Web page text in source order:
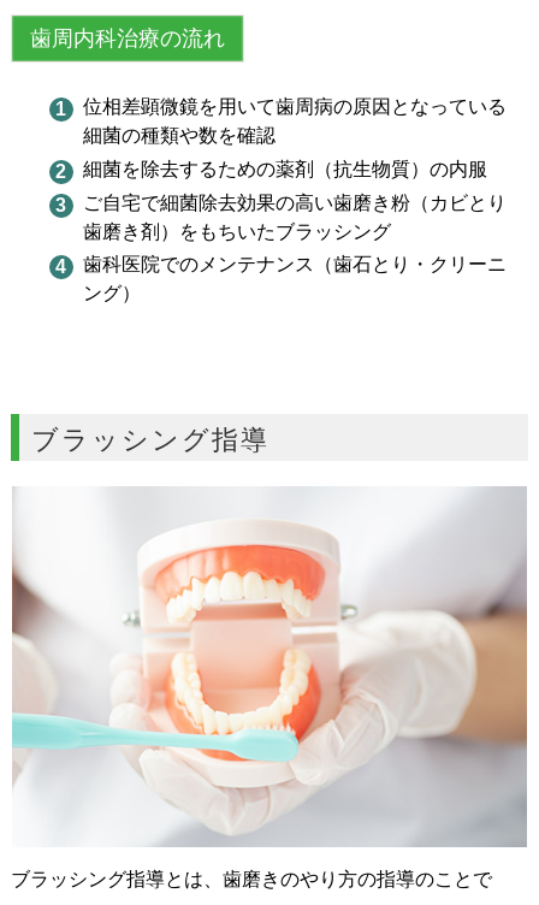
歯周内科治療の流れ
位相差顕微鏡を用いて歯周病の原因となっている
細菌の種類や数を確認
細菌を除去するための薬剤（抗生物質）の内服
ご自宅で細菌除去効果の高い歯磨き粉（カビとり
歯磨き剤）をもちいたブラッシング
歯科医院でのメンテナンス（歯石とり・クリーニ
ング）
ブラッシング指導
ブラッシング指導とは、歯磨きのやり方の指導のことで